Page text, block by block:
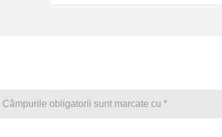
Câmpurile obligatorii sunt marcate cu *